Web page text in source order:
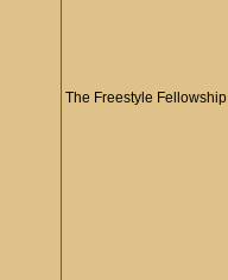
The Freestyle